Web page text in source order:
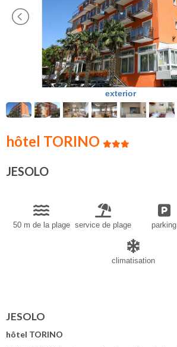
exterior
hôtel TORINO
JESOLO
50 m de la plage service de plage parking
climatisation
JESOLO
hôtel TORINO